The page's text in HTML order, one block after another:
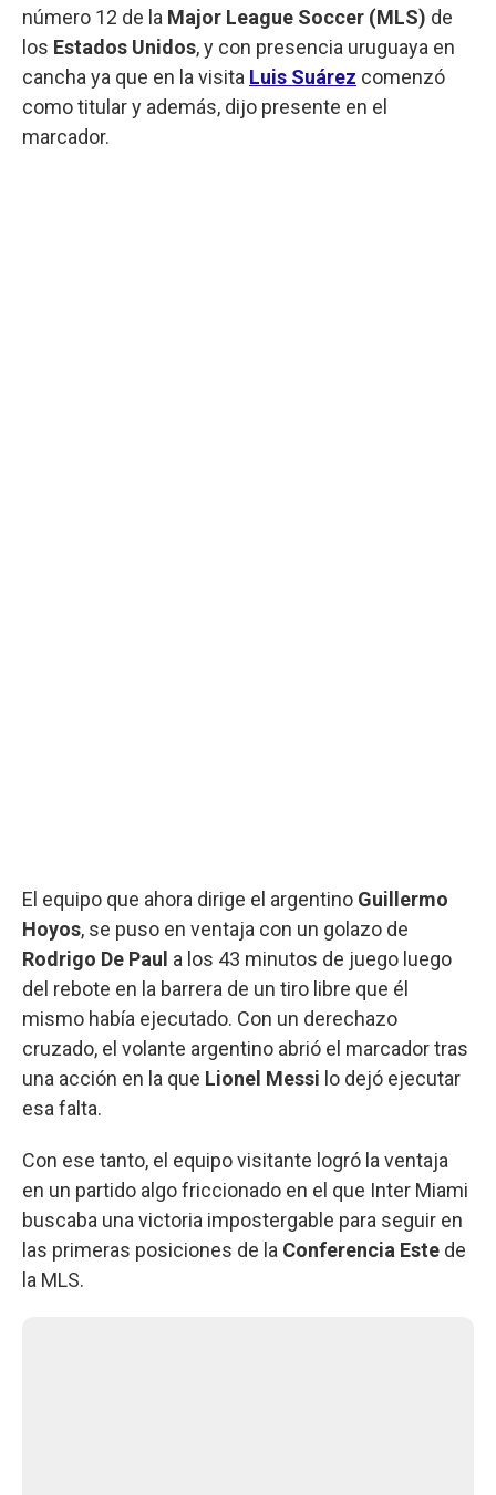
número 12 de la Major League Soccer (MLS) de
los Estados Unidos, y con presencia uruguaya en
cancha ya que en la visita Luis Suárez comenzó
como titular y además, dijo presente en el
marcador.
El equipo que ahora dirige el argentino Guillermo
Hoyos, se puso en ventaja con un golazo de
Rodrigo De Paul a los 43 minutos de juego luego
del rebote en la barrera de un tiro libre que él
mismo había ejecutado. Con un derechazo
cruzado, el volante argentino abrió el marcador tras
una acción en la que Lionel Messi lo dejó ejecutar
esa falta.
Con ese tanto, el equipo visitante logró la ventaja
en un partido algo friccionado en el que Inter Miami
buscaba una victoria impostergable para seguir en
las primeras posiciones de la Conferencia Este de
la MLS.